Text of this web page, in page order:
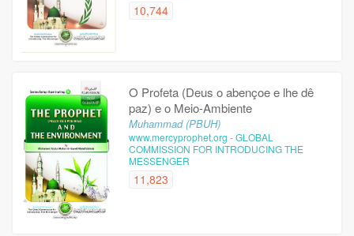
10,744
O Profeta (Deus o abençoe e lhe dê
paz) e o Meio-Ambiente
Muhammad (PBUH)
www.mercyprophet.org - GLOBAL
COMMISSION FOR INTRODUCING THE
MESSENGER
11,823